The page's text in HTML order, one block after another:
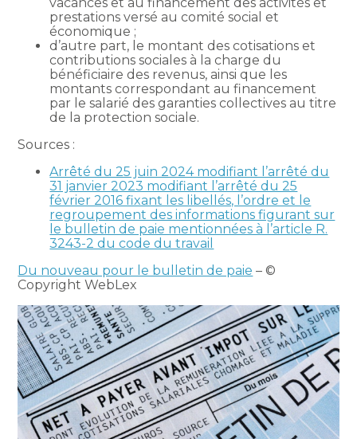
prestations versé au comité social et
économique ;
d’autre part, le montant des cotisations et
contributions sociales à la charge du
bénéficiaire des revenus, ainsi que les
montants correspondant au financement
par le salarié des garanties collectives au titre
de la protection sociale.
Sources :
Arrêté du 25 juin 2024 modifiant l’arrêté du
31 janvier 2023 modifiant l’arrêté du 25
février 2016 fixant les libellés, l’ordre et le
regroupement des informations figurant sur
le bulletin de paie mentionnées à l’article R.
3243-2 du code du travail
Du nouveau pour le bulletin de paie – ©
Copyright WebLex